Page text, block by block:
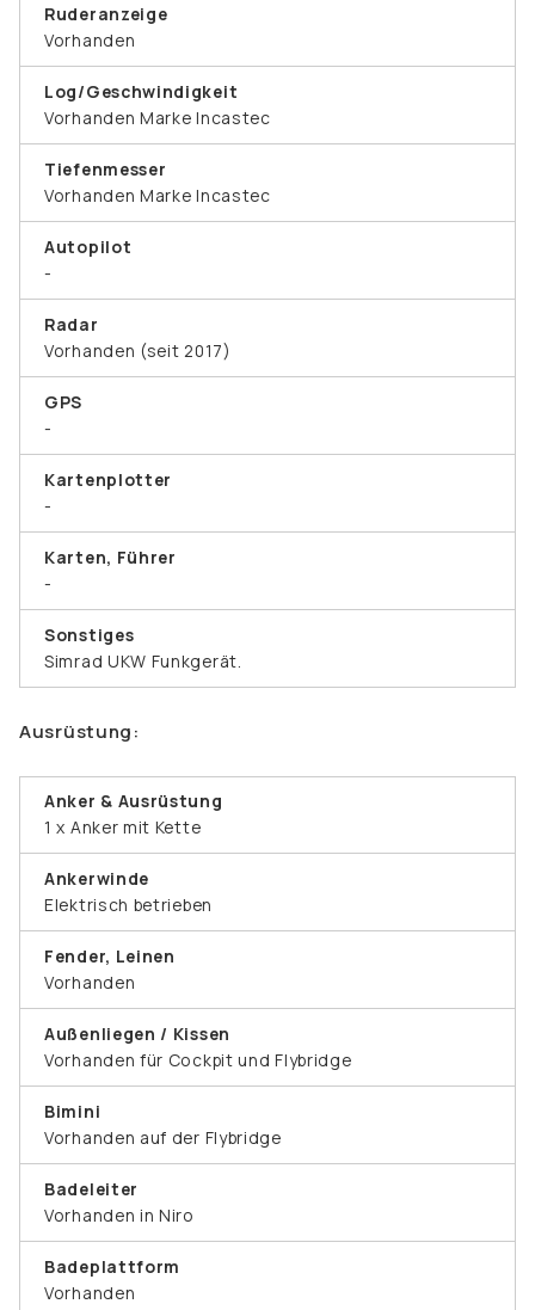
Ruderanzeige
Vorhanden
Log/Geschwindigkeit
Vorhanden Marke Incastec
Tiefenmesser
Vorhanden Marke Incastec
Autopilot
-
Radar
Vorhanden (seit 2017)
GPS
-
Kartenplotter
-
Karten, Führer
-
Sonstiges
Simrad UKW Funkgerät.
Ausrüstung:
Anker & Ausrüstung
1 x Anker mit Kette
Ankerwinde
Elektrisch betrieben
Fender, Leinen
Vorhanden
Außenliegen / Kissen
Vorhanden für Cockpit und Flybridge
Bimini
Vorhanden auf der Flybridge
Badeleiter
Vorhanden in Niro
Badeplattform
Vorhanden